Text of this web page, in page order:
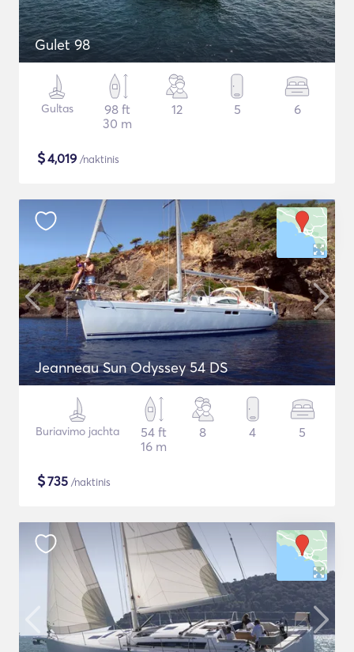
Gulet 98
Gultas
98 ft
30 m
12 5 6
$4,019 /naktinis
Jeanneau Sun Odyssey 54 DS
Buriavimo jachta
54 ft
16 m
8 4 5
$735 /naktinis